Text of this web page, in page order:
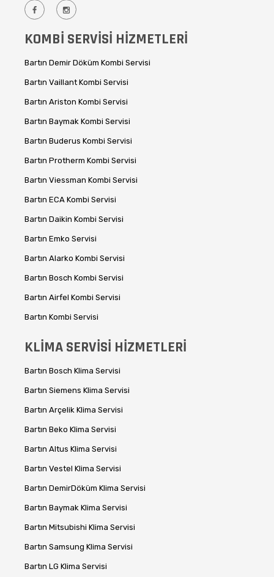
KOMBİ SERVİSİ HİZMETLERİ
Bartın Demir Döküm Kombi Servisi
Bartın Vaillant Kombi Servisi
Bartın Ariston Kombi Servisi
Bartın Baymak Kombi Servisi
Bartın Buderus Kombi Servisi
Bartın Protherm Kombi Servisi
Bartın Viessman Kombi Servisi
Bartın ECA Kombi Servisi
Bartın Daikin Kombi Servisi
Bartın Emko Servisi
Bartın Alarko Kombi Servisi
Bartın Bosch Kombi Servisi
Bartın Airfel Kombi Servisi
Bartın Kombi Servisi
KLİMA SERVİSİ HİZMETLERİ
Bartın Bosch Klima Servisi
Bartın Siemens Klima Servisi
Bartın Arçelik Klima Servisi
Bartın Beko Klima Servisi
Bartın Altus Klima Servisi
Bartın Vestel Klima Servisi
Bartın DemirDöküm Klima Servisi
Bartın Baymak Klima Servisi
Bartın Mitsubishi Klima Servisi
Bartın Samsung Klima Servisi
Bartın LG Klima Servisi